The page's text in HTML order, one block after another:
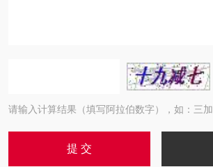
请输入计算结果（填写阿拉伯数字），如：三